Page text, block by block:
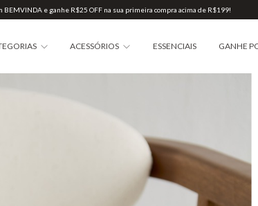
BEMVINDA e ganhe R$25 OFF na sua primeira compra acima de R$199!
ACESSÓRIOS ESSENCIAIS GANHE